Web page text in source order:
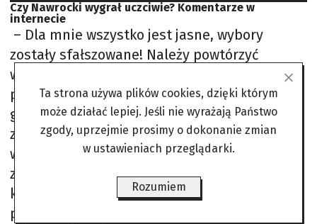
Czy Nawrocki wygrał uczciwie? Komentarze w
internecie
– Dla mnie wszystko jest jasne, wybory
zostały sfałszowane! Należy powtórzyć
wybory, przy wymianie mężów zaufania na
przeszkolonych żołnierzy. Mężów zaufania,
gdzie popełniono podobne pomyłki, należy
zatrzymać w areszcie na 3 miesiące,
wyjaśniając uzgodnione pomyłki. To było
zorganizowane działanie! Więc personalnie
ktoś to organizował i szkolił. Podejrzewając o
przygotowanie tego oszustwa, należy
Ta strona używa plików cookies, dzięki którym
może działać lepiej. Jeśli nie wyrażają Państwo
zgody, uprzejmie prosimy o dokonanie zmian
w ustawieniach przeglądarki.
Rozumiem